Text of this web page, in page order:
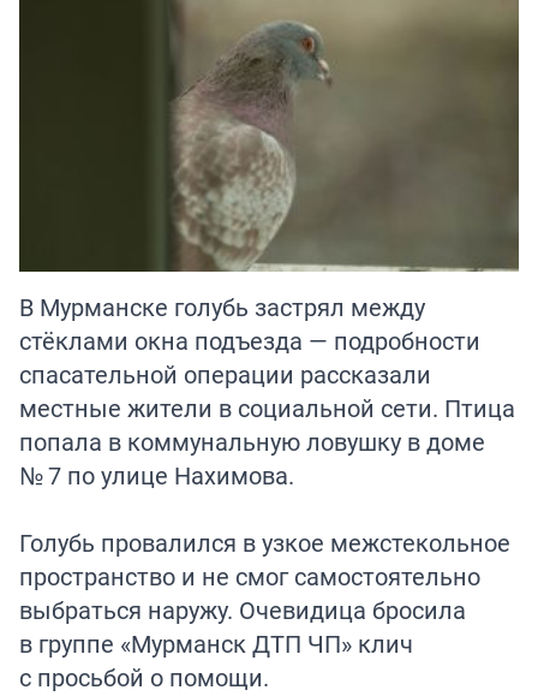
В Мурманске голубь застрял между
стёклами окна подъезда — подробности
спасательной операции рассказали
местные жители в социальной сети. Птица
попала в коммунальную ловушку в доме
№ 7 по улице Нахимова.
Голубь провалился в узкое межстекольное
пространство и не смог самостоятельно
выбраться наружу. Очевидица бросила
в группе «Мурманск ДТП ЧП» клич
с просьбой о помощи.